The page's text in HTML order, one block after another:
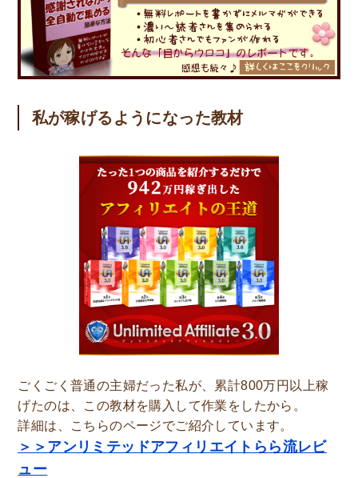
私が稼げるようになった教材
ごくごく普通の主婦だった私が、累計800万円以上稼
げたのは、この教材を購入して作業をしたから。
詳細は、こちらのページでご紹介しています。
＞＞アンリミテッドアフィリエイトらら流レビ
ュー